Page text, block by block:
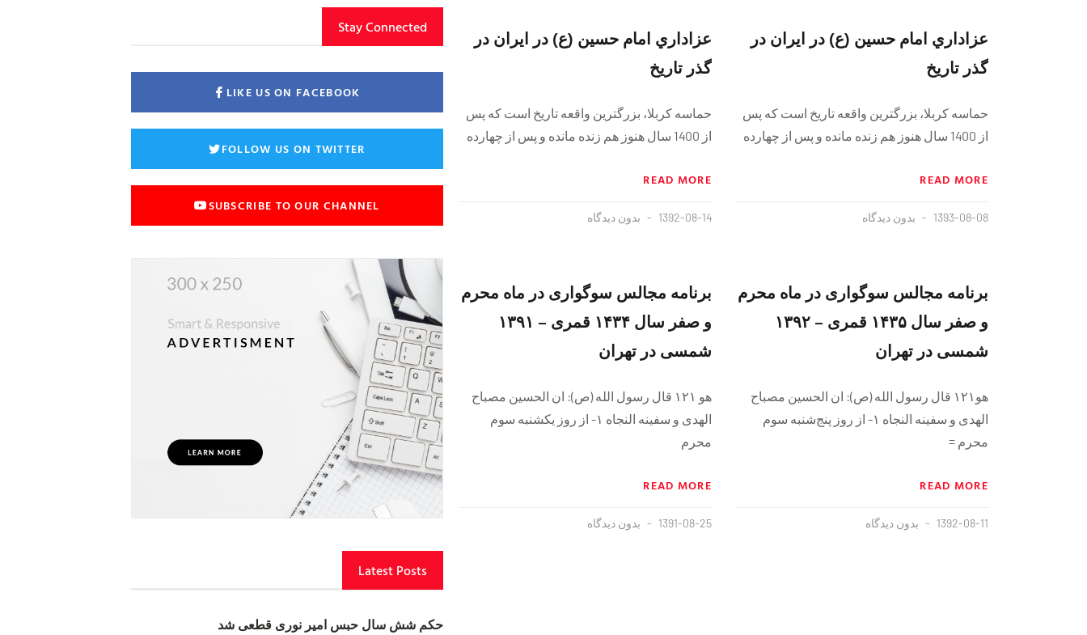
عزاداري امام حسين (ع) در ايران در
گذر تاریخ
حماسه کربلا، بزرگترين واقعه تاريخ است که پس
از 1400 سال هنوز هم زنده مانده و پس از چهارده
READ MORE
1393-08-08 بدون دیدگاه
عزاداري امام حسين (ع) در ايران در
گذر تاریخ
حماسه کربلا، بزرگترين واقعه تاريخ است که پس
از 1400 سال هنوز هم زنده مانده و پس از چهارده
READ MORE
1392-08-14 بدون دیدگاه
برنامه مجالس سوگواری در ماه محرم
و صفر سال ۱۴۳۵ قمری – ۱۳۹۲
شمسی در تهران
هو۱۲۱ قال رسول الله (ص): ان الحسین مصباح
الهدی و سفینه النجاه ۱- از روز پنج‌شنبه سوم
محرم =
READ MORE
1392-08-11 بدون دیدگاه
برنامه مجالس سوگواری در ماه محرم
و صفر سال ۱۴۳۴ قمری – ۱۳۹۱
شمسی در تهران
هو ۱۲۱ قال رسول الله (ص): ان الحسین مصباح
الهدی و سفینه النجاه ۱- از روز یکشنبه سوم
محرم
READ MORE
1391-08-25 بدون دیدگاه
Stay Connected
LIKE US ON FACEBOOK
FOLLOW US ON TWITTER
SUBSCRIBE TO OUR CHANNEL
Latest Posts
حکم شش سال حبس امیر نوری قطعی شد